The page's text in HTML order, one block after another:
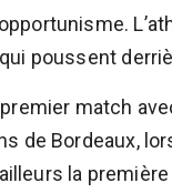
poussent
match
de Bordeaux,
la